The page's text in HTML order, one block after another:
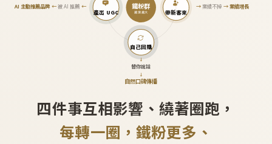
鐵粉群
越滾越大 帶新客來
→業績不掉 →業績增長
自己回購
↓
替你說話
↓
自然口碑傳播
產出 UGC
AI 主動推薦品牌←被 AI 推薦 ←
四件事互相影響、繞著圈跑，
每轉一圈，鐵粉更多、